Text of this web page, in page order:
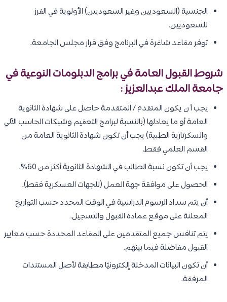
الجنسية (السعوديين وغير السعوديين) الأولوية في الفرز
للسعوديين.
توفر مقاعد شاغرة في البرنامج وفق قرار مجلس الجامعة.
شروط القبول العامة في برامج الدبلومات النوعية في
جامعة الملك عبدالعزيز :
يجب أ ن يكون المتقدم / المتقدمة حاصل على شهادة الثانوية
العامة أو ما يعادلها (بالنسبة لبرامج التعقيم وشبكات الحاسب الآلي
والسكرتارية الطبية) يجب أن تكون شهادة الثانوية العامة من
القسم العلمي فقط.
يجب أن تكون نسبة الطالب في الشهادة الثانوية أكثر من 60%.
الحصول على موافقة جهة العمل (للجهات العسكرية فقط).
أن يتم سداد الرسوم الدراسية في الوقت المحدد حسب التواريخ
المعلنة على موقع عمادة القبول والتسجيل.
يتم تنافس جميع المتقدمين على المقاعد المحددة حسب معايير
القبول مفاضلة فيما بينهم.
أن تكون البيانات المدخلة إلكترونيًا مطابقة لأصل المستندات
المرفقة.